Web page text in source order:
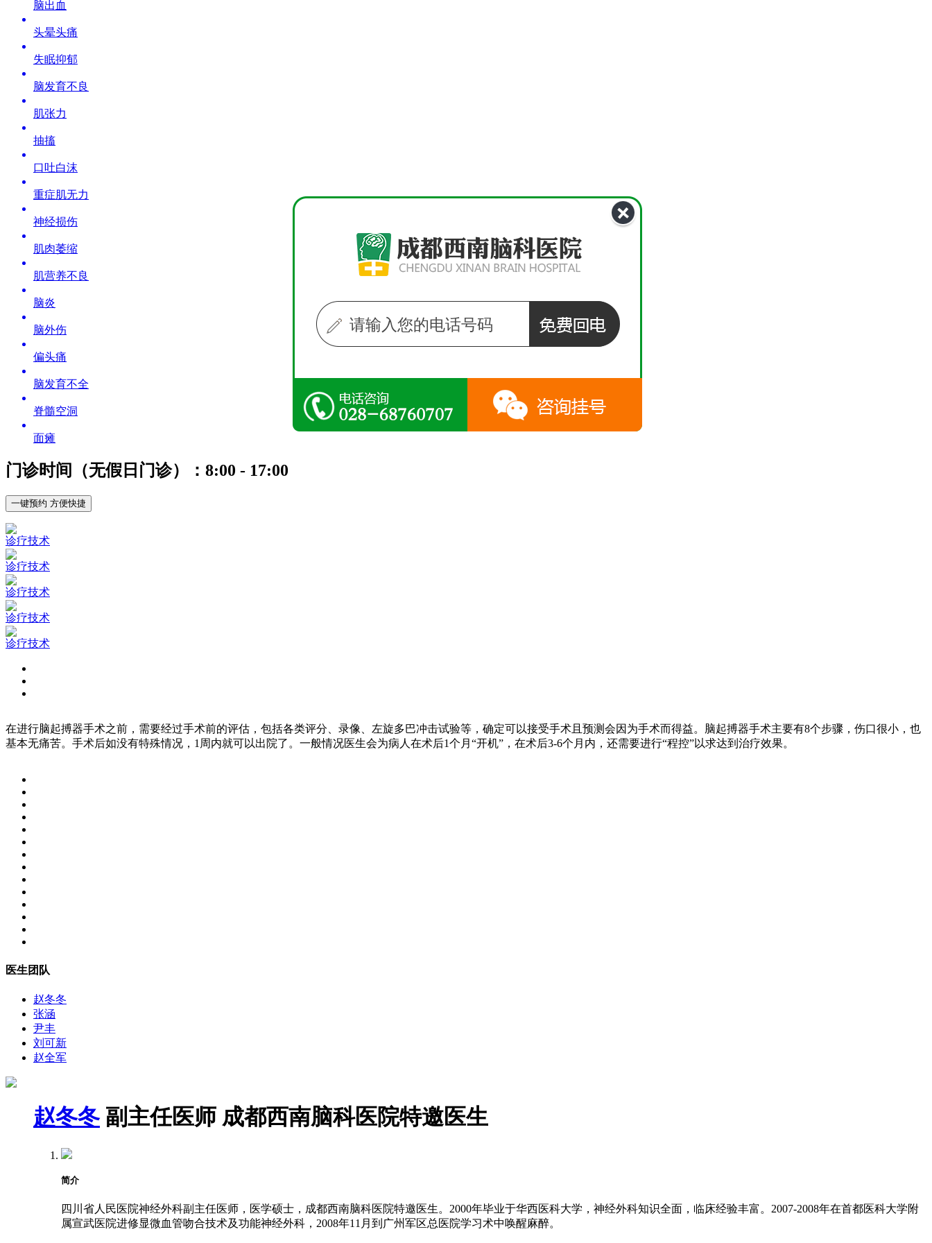
脑出血
头晕头痛
失眠抑郁
脑发育不良
肌张力
抽搐
口吐白沫
重症肌无力
神经损伤
肌肉萎缩
肌营养不良
脑炎
脑外伤
偏头痛
脑发育不全
脊髓空洞
面瘫
门诊时间（无假日门诊）：8:00 - 17:00
一键预约 方便快捷
诊疗技术
诊疗技术
诊疗技术
诊疗技术
诊疗技术
在进行脑起搏器手术之前，需要经过手术前的评估，包括各类评分、录像、左旋多巴冲击试验等，确定可以接受手术且预测会因为手术而得益。脑起搏器手术主要有8个步骤，伤口很小，也
基本无痛苦。手术后如没有特殊情况，1周内就可以出院了。一般情况医生会为病人在术后1个月“开机”，在术后3-6个月内，还需要进行“程控”以求达到治疗效果。
医生团队
赵冬冬
张涵
尹丰
刘可新
赵全军
赵冬冬 副主任医师 成都西南脑科医院特邀医生
简介
四川省人民医院神经外科副主任医师，医学硕士，成都西南脑科医院特邀医生。2000年毕业于华西医科大学，神经外科知识全面，临床经验丰富。2007-2008年在首都医科大学附
属宣武医院进修显微血管吻合技术及功能神经外科，2008年11月到广州军区总医院学习术中唤醒麻醉。